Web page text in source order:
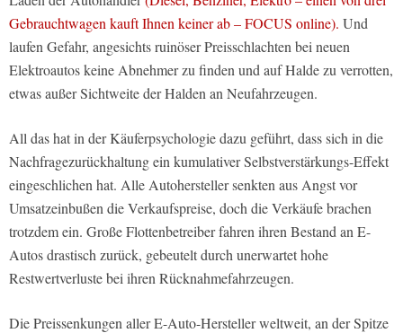
Gebrauchtwagen kauft Ihnen keiner ab – FOCUS online). Und
laufen Gefahr, angesichts ruinöser Preisschlachten bei neuen
Elektroautos keine Abnehmer zu finden und auf Halde zu verrotten,
etwas außer Sichtweite der Halden an Neufahrzeugen.
All das hat in der Käuferpsychologie dazu geführt, dass sich in die
Nachfragezurückhaltung ein kumulativer Selbstverstärkungs-Effekt
eingeschlichen hat. Alle Autohersteller senkten aus Angst vor
Umsatzeinbußen die Verkaufspreise, doch die Verkäufe brachen
trotzdem ein. Große Flottenbetreiber fahren ihren Bestand an E-
Autos drastisch zurück, gebeutelt durch unerwartet hohe
Restwertverluste bei ihren Rücknahmefahrzeugen.
Die Preissenkungen aller E-Auto-Hersteller weltweit, an der Spitze